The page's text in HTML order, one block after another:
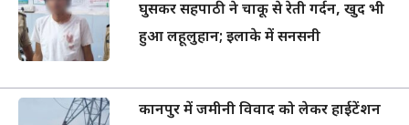
घुसकर सहपाठी ने चाकू से रेती गर्दन, खुद भी
हुआ लहूलुहान; इलाके में सनसनी
कानपुर में जमीनी विवाद को लेकर हाईटेंशन